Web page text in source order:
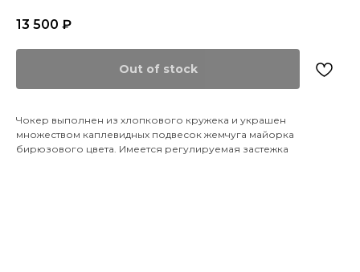
13 500 ₽
Out of stock
Чокер выполнен из хлопкового кружека и украшен
множеством каплевидных подвесок жемчуга майорка
бирюзового цвета. Имеется регулируемая застежка